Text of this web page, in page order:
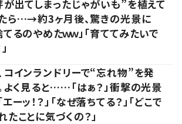
が出てしまったじゃがいも”を植えて
ら…→約3ヶ月後、驚きの光景に
てるのやめたｗｗ」「育ててみたいで
コインランドリーで“忘れ物”を発
よく見ると……「はぁ？」衝撃の光景
エーッ！？」「なぜ落ちてる？」「どこで
たことに気づくの？」